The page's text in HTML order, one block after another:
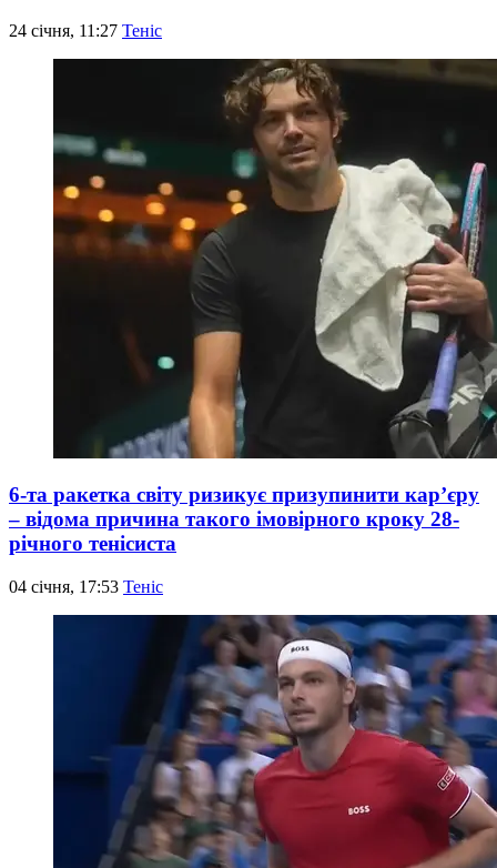
24 січня, 11:27 Теніс
6-та ракетка світу ризикує призупинити кар’єру
– відома причина такого імовірного кроку 28-
річного тенісиста
04 січня, 17:53 Теніс